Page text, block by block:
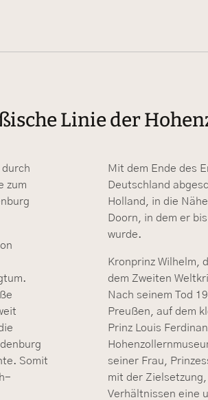
Linie der
zum
Somit
Mit dem Ende des
Deutschland
Holland, in die
Doorn, in dem er
wurde.
Kronprinz Wilhelm,
dem Zweiten
Nach seinem Tod
Preußen, auf dem
Prinz Louis
seiner Frau,
mit der
Verhältnissen eine